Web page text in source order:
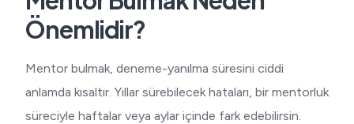
Önemlidir?
Mentor bulmak, deneme-yanılma süresini ciddi
anlamda kısaltır. Yıllar sürebilecek hataları, bir mentorluk
süreciyle haftalar veya aylar içinde fark edebilirsin.